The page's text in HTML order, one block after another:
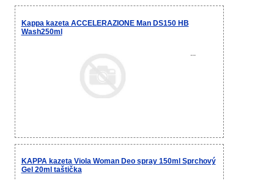
Kappa kazeta ACCELERAZIONE Man DS150 HB
Wash250ml
...
KAPPA kazeta Viola Woman Deo spray 150ml Sprchový
Gel 20ml taštička